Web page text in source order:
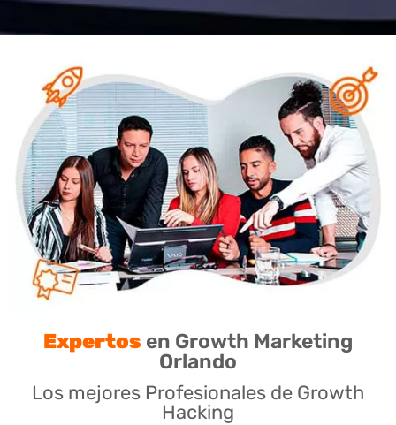
Expertos en Growth Marketing
Orlando
Los mejores Profesionales de Growth
Hacking